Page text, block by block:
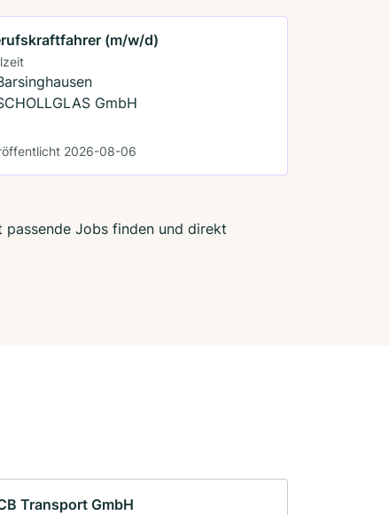
(m/w/d)
GmbH
2026-08-06
passende Jobs finden und direkt
Transport GmbH